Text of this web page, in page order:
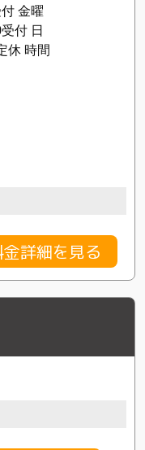
金曜
付 日
休 時間
詳細を見る